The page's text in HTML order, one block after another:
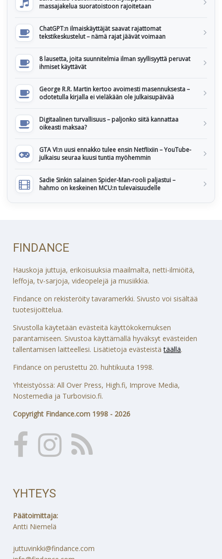
massajakelua suoratoistoon rajoitetaan
ChatGPT:n ilmaiskäyttäjät saavat rajattomat
tekstikeskustelut – nämä rajat jäävät voimaan
8 lausetta, joita suunnitelmia ilman syyllisyyttä peruvat
ihmiset käyttävät
George R.R. Martin kertoo avoimesti masennuksesta –
odotetulla kirjalla ei vieläkään ole julkaisupäivää
Digitaalinen turvallisuus – paljonko siitä kannattaa
oikeasti maksaa?
GTA VI:n uusi ennakko tulee ensin Netflixiin – YouTube-
julkaisu seuraa kuusi tuntia myöhemmin
Sadie Sinkin salainen Spider-Man-rooli paljastui –
hahmo on keskeinen MCU:n tulevaisuudelle
FINDANCE
Hauskoja juttuja, erikoisuuksia maailmalta, netti-ilmiöitä,
leffoja, tv-sarjoja, videopelejä ja musiikkia.
Findance on rekisteröity tavaramerkki. Sivusto voi sisältää
tuotesijoittelua.
Sivustolla käytetään evästeitä käyttökokemuksen
parantamiseen. Sivustoa käyttämällä hyväksyt evästeiden
tallentamisen laitteellesi. Lisätietoja evästeistätäällä.
Findance on perustettu 20. huhtikuuta 1998.
Yhteistyössä: All Over Press, High.fi, Improve Media,
Nostemedia ja Turbovisio.fi.
Copyright Findance.com 1998 - 2026
YHTEYS
Päätoimittaja:
Antti Niemelä
juttuvinkki@findance.com